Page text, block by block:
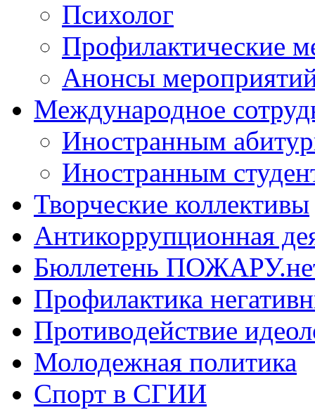
Психолог
Профилактические
Анонсы
Международное
Иностранным
Иностранным
Творческие коллективы
Антикоррупционная
Бюллетень
Профилактика
Противодействие
Молодежная политика
Спорт в СГИИ